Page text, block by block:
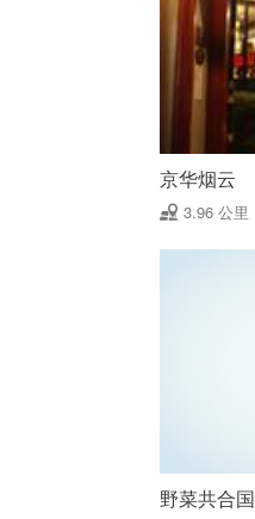
京华烟云
3.96 公里
野菜共合国